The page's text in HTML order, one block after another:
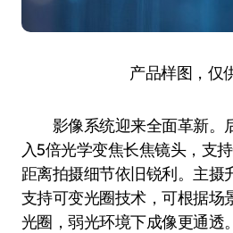
产品样图，仅
影像系统迎来全面革新。
入5倍光学变焦长焦镜头，支
距离拍摄细节依旧锐利。主摄
支持可变光圈技术，可根据场
光圈，弱光环境下成像更通透